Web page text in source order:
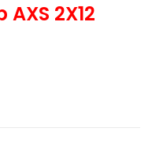
AXS 2X12